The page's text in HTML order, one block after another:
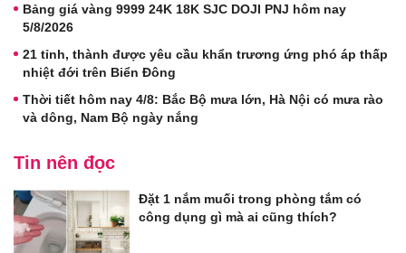
Bảng giá vàng 9999 24K 18K SJC DOJI PNJ hôm nay
5/8/2026
21 tỉnh, thành được yêu cầu khẩn trương ứng phó áp thấp
nhiệt đới trên Biển Đông
Thời tiết hôm nay 4/8: Bắc Bộ mưa lớn, Hà Nội có mưa rào
và dông, Nam Bộ ngày nắng
Tin nên đọc
Đặt 1 nắm muối trong phòng tắm có
công dụng gì mà ai cũng thích?